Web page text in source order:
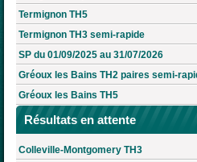
Termignon TH5
Termignon TH3 semi-rapide
SP du 01/09/2025 au 31/07/2026
Gréoux les Bains TH2 paires semi-
Gréoux les Bains TH5
Résultats en attente
Colleville-Montgomery TH3